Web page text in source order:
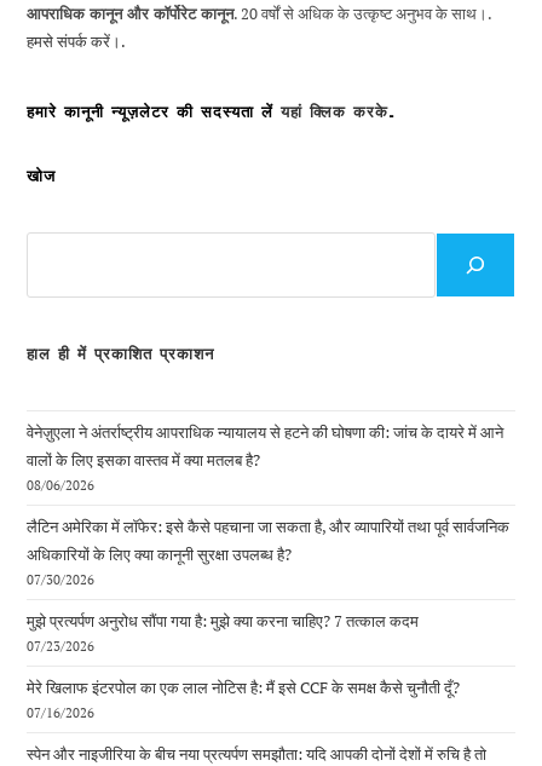
आपराधिक कानून और कॉर्पोरेट कानून. 20 वर्षों से अधिक के उत्कृष्ट अनुभव के साथ।.
हमसे संपर्क करें।.
हमारे कानूनी न्यूज़लेटर की सदस्यता लेंयहां क्लिक करके.
खोज
हाल ही में प्रकाशित प्रकाशन
वेनेज़ुएला ने अंतर्राष्ट्रीय आपराधिक न्यायालय से हटने की घोषणा की: जांच के दायरे में आने
वालों के लिए इसका वास्तव में क्या मतलब है?
08/06/2026
लैटिन अमेरिका में लॉफेर: इसे कैसे पहचाना जा सकता है, और व्यापारियों तथा पूर्व सार्वजनिक
अधिकारियों के लिए क्या कानूनी सुरक्षा उपलब्ध है?
07/30/2026
मुझे प्रत्यर्पण अनुरोध सौंपा गया है: मुझे क्या करना चाहिए? 7 तत्काल कदम
07/23/2026
मेरे खिलाफ इंटरपोल का एक लाल नोटिस है: मैं इसे CCF के समक्ष कैसे चुनौती दूँ?
07/16/2026
स्पेन और नाइजीरिया के बीच नया प्रत्यर्पण समझौता: यदि आपकी दोनों देशों में रुचि है तो